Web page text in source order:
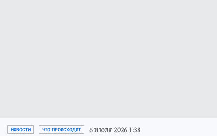
НОВОСТИ ЧТО ПРОИСХОДИТ 6 июля 2026 1:38